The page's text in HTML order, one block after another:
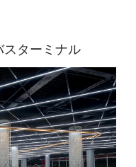
ターミナル